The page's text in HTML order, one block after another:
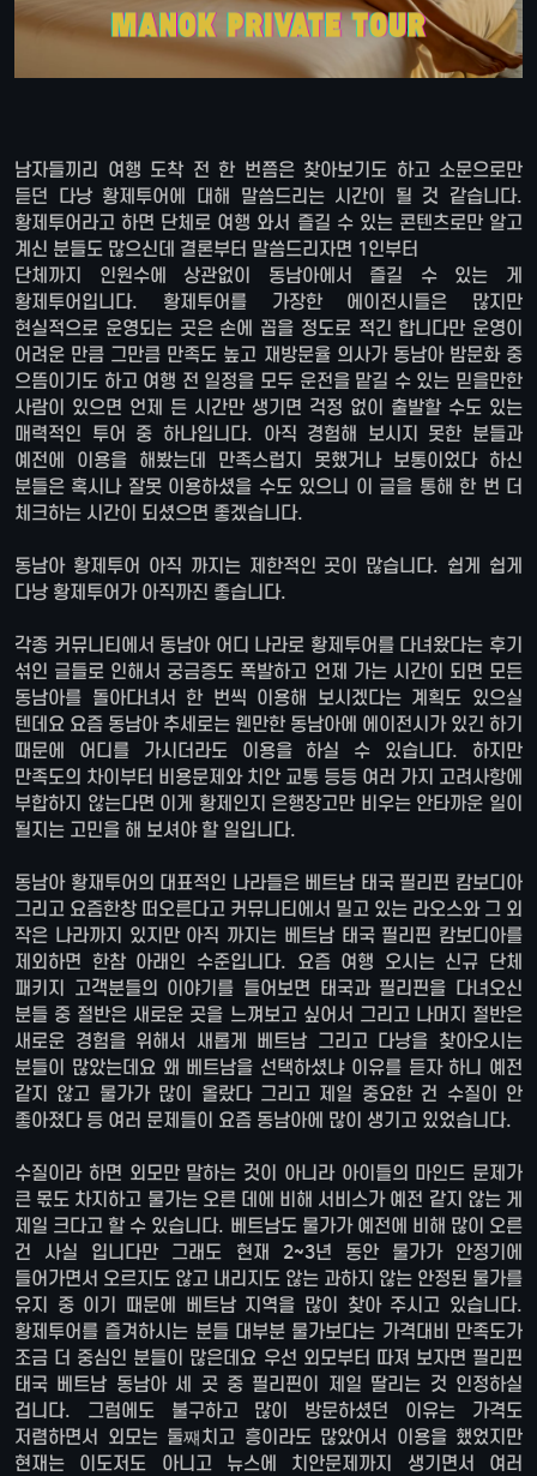
남자들끼리 여행 도착 전 한 번쯤은 찾아보기도 하고 소문으로만
듣던 다낭 황제투어에 대해 말씀드리는 시간이 될 것 같습니다.
황제투어라고 하면 단체로 여행 와서 즐길 수 있는 콘텐츠로만 알고
계신 분들도 많으신데 결론부터 말씀드리자면 1인부터
단체까지 인원수에 상관없이 동남아에서 즐길 수 있는 게
황제투어입니다. 황제투어를 가장한 에이전시들은 많지만
현실적으로 운영되는 곳은 손에 꼽을 정도로 적긴 합니다만 운영이
어려운 만큼 그만큼 만족도 높고 재방문율 의사가 동남아 밤문화 중
으뜸이기도 하고 여행 전 일정을 모두 운전을 맡길 수 있는 믿을만한
사람이 있으면 언제 든 시간만 생기면 걱정 없이 출발할 수도 있는
매력적인 투어 중 하나입니다. 아직 경험해 보시지 못한 분들과
예전에 이용을 해봤는데 만족스럽지 못했거나 보통이었다 하신
분들은 혹시나 잘못 이용하셨을 수도 있으니 이 글을 통해 한 번 더
체크하는 시간이 되셨으면 좋겠습니다.
동남아 황제투어 아직 까지는 제한적인 곳이 많습니다. 쉽게 쉽게
다낭 황제투어가 아직까진 좋습니다.
각종 커뮤니티에서 동남아 어디 나라로 황제투어를 다녀왔다는 후기
섞인 글들로 인해서 궁금증도 폭발하고 언제 가는 시간이 되면 모든
동남아를 돌아다녀서 한 번씩 이용해 보시겠다는 계획도 있으실
텐데요 요즘 동남아 추세로는 웬만한 동남아에 에이전시가 있긴 하기
때문에 어디를 가시더라도 이용을 하실 수 있습니다. 하지만
만족도의 차이부터 비용문제와 치안 교통 등등 여러 가지 고려사항에
부합하지 않는다면 이게 황제인지 은행장고만 비우는 안타까운 일이
될지는 고민을 해 보셔야 할 일입니다.
동남아 황재투어의 대표적인 나라들은 베트남 태국 필리핀 캄보디아
그리고 요즘한창 떠오른다고 커뮤니티에서 밀고 있는 라오스와 그 외
작은 나라까지 있지만 아직 까지는 베트남 태국 필리핀 캄보디아를
제외하면 한참 아래인 수준입니다. 요즘 여행 오시는 신규 단체
패키지 고객분들의 이야기를 들어보면 태국과 필리핀을 다녀오신
분들 중 절반은 새로운 곳을 느껴보고 싶어서 그리고 나머지 절반은
새로운 경험을 위해서 새롭게 베트남 그리고 다낭을 찾아오시는
분들이 많았는데요 왜 베트남을 선택하셨냐 이유를 듣자 하니 예전
같지 않고 물가가 많이 올랐다 그리고 제일 중요한 건 수질이 안
좋아졌다 등 여러 문제들이 요즘 동남아에 많이 생기고 있었습니다.
수질이라 하면 외모만 말하는 것이 아니라 아이들의 마인드 문제가
큰 몫도 차지하고 물가는 오른 데에 비해 서비스가 예전 같지 않는 게
제일 크다고 할 수 있습니다. 베트남도 물가가 예전에 비해 많이 오른
건 사실 입니다만 그래도 현재 2~3년 동안 물가가 안정기에
들어가면서 오르지도 않고 내리지도 않는 과하지 않는 안정된 물가를
유지 중 이기 때문에 베트남 지역을 많이 찾아 주시고 있습니다.
황제투어를 즐겨하시는 분들 대부분 물가보다는 가격대비 만족도가
조금 더 중심인 분들이 많은데요 우선 외모부터 따져 보자면 필리핀
태국 베트남 동남아 세 곳 중 필리핀이 제일 딸리는 것 인정하실
겁니다. 그럼에도 불구하고 많이 방문하셨던 이유는 가격도
저렴하면서 외모는 둘쨰치고 흥이라도 많았어서 이용을 했었지만
현재는 이도저도 아니고 뉴스에 치안문제까지 생기면서 여러